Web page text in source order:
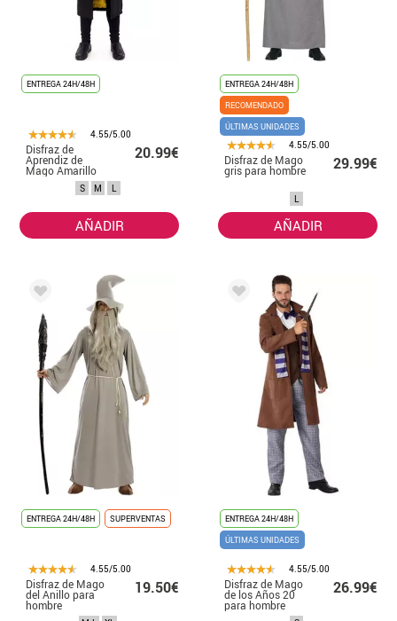
ENTREGA 24H/48H
4.55/5.00
Disfraz de
Aprendiz de
Mago Amarillo
para hombre
20.99€
S M L
AÑADIR
ENTREGA 24H/48H
RECOMENDADO
ÚLTIMAS UNIDADES
4.55/5.00
Disfraz de Mago
gris para hombre 29.99€
L
AÑADIR
ENTREGA 24H/48H SUPERVENTAS
4.55/5.00
Disfraz de Mago
del Anillo para
hombre
19.50€
ENTREGA 24H/48H
ÚLTIMAS UNIDADES
4.55/5.00
Disfraz de Mago
de los Años 20
para hombre
26.99€